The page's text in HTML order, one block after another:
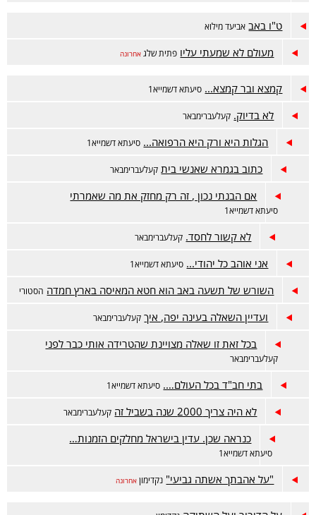
ט"ו באב אביעד מילוא
מעולם לא שמעתי עליו פתית שלג אחרונה
קמצא ובר קמצא... סיעתא דשמייא1
לא בדיוק. קעלעברימבאר
הגלות היא ורק היא הרפואה... סיעתא דשמייא1
כתוב בגמרא שאנשי בית קעלעברימבאר
אם הבנתי נכון , זה רק מחזק את מה שאמרתי
סיעתא דשמייא1
לא קשור לחסד. קעלעברימבאר
אני אוהב כל יהודי... סיעתא דשמייא1
השורש של תשעה באב הוא חטא המאיסה בארץ חמדה הסטורי
ועדיין השאלה בעינה יפה, איך קעלעברימבאר
בכל זאת זו שאלה מצויינת שהטרידה אותי כבר לפני
קעלעברימבאר
בתי חב"ד בכל העולם…. סיעתא דשמייא1
לא היה צריך 2000 שנה בשביל זה קעלעברימבאר
כנראה שכן. עדין בישראל מחלקים הזמנות…
סיעתא דשמייא1
"על אהבתך אשתה גביעי" נקדימון אחרונה